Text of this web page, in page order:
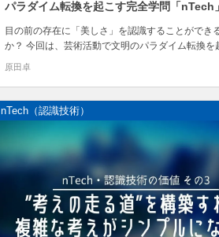
パラダイム転換を起こす完全学問「nTech」
目の前の存在に「美しさ」を認識することができ
か？ 今回は、芸術活動で文明のパラダイム転換を
学問"nTech"について書きます。 ＊”nTech”は科学
技術」
原田卓
nTech（認識技術）